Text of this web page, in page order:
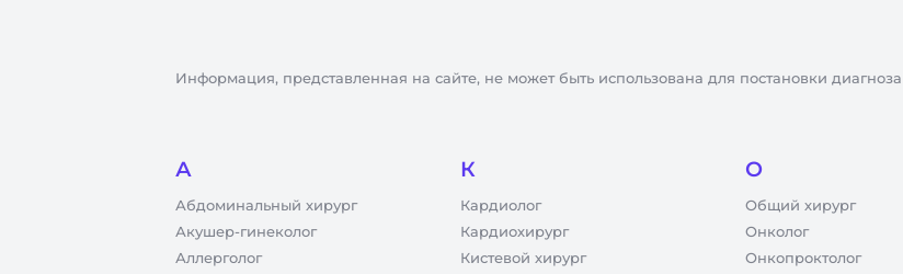
Информация, представленная на сайте, не может быть использована для постановки
А
Абдоминальный хирург
Акушер-гинеколог
Аллерголог
К
Кардиолог
Кардиохирург
Кистевой хирург
О
Общий хирург
Онколог
Онкопроктолог